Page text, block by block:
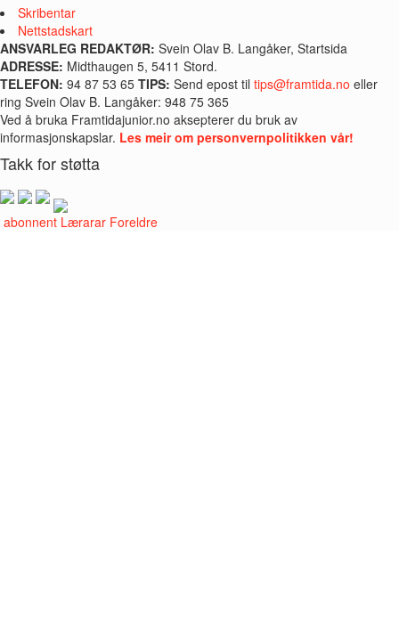
Skribentar
Nettstadskart
ANSVARLEG REDAKTØR: Svein Olav B. Langåker, Startsida
ADRESSE: Midthaugen 5, 5411 Stord.
TELEFON: 94 87 53 65 TIPS: Send epost til tips@framtida.no eller
ring Svein Olav B. Langåker: 948 75 365
Ved å bruka Framtidajunior.no aksepterer du bruk av
informasjonskapslar. Les meir om personvernpolitikken vår!
Takk for støtta
abonnent Lærarar Foreldre